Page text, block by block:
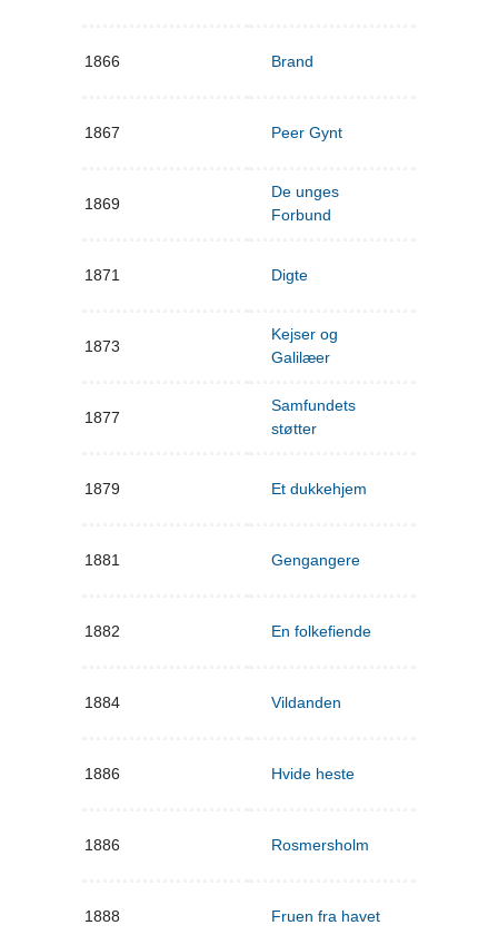
1866 Brand
1867 Peer Gynt
1869
De unges
Forbund
1871 Digte
1873
Kejser og
Galilæer
1877
Samfundets
støtter
1879 Et dukkehjem
1881 Gengangere
1882 En folkefiende
1884 Vildanden
1886 Hvide heste
1886 Rosmersholm
1888 Fruen fra havet